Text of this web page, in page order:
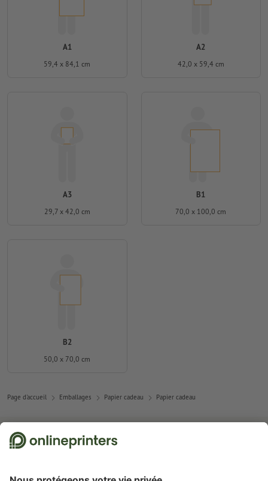
A1
59,4 x 84,1 cm
A2
42,0 x 59,4 cm
A3
29,7 x 42,0 cm
B1
70,0 x 100,0 cm
B2
50,0 x 70,0 cm
Page d'accueil Emballages Papier cadeau Papier cadeau
Abonnez-vous à notre newsletter et profitez d'une remise de
15 %